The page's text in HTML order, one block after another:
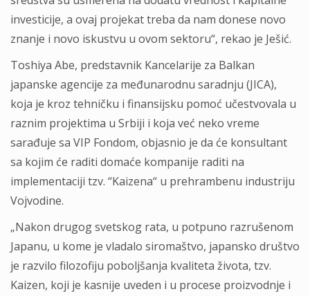
investicije, a ovaj projekat treba da nam donese novo
znanje i novo iskustvu u ovom sektoru“, rekao je Ješić.
Toshiya Abe, predstavnik Kancelarije za Balkan
japanske agencije za međunarodnu saradnju (JICA),
koja je kroz tehničku i finansijsku pomoć učestvovala u
raznim projektima u Srbiji i koja već neko vreme
sarađuje sa VIP Fondom, objasnio je da će konsultant
sa kojim će raditi domaće kompanije raditi na
implementaciji tzv. “Kaizena“ u prehrambenu industriju
Vojvodine.
„Nakon drugog svetskog rata, u potpuno razrušenom
Japanu, u kome je vladalo siromaštvo, japansko društvo
je razvilo filozofiju poboljšanja kvaliteta života, tzv.
Kaizen, koji je kasnije uveden i u procese proizvodnje i